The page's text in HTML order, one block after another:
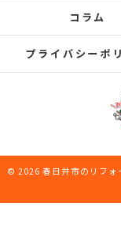
コラム
プライバシーポ
© 2026 春日井市のリフォ